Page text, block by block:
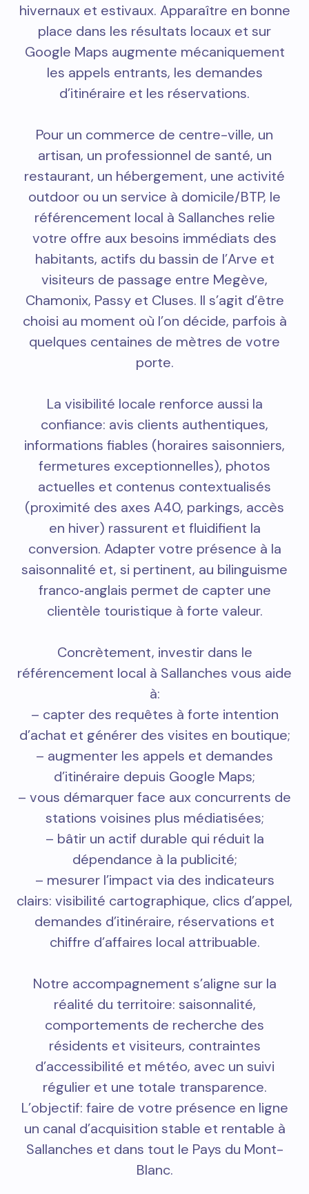
hivernaux et estivaux. Apparaître en bonne
place dans les résultats locaux et sur
Google Maps augmente mécaniquement
les appels entrants, les demandes
d’itinéraire et les réservations.
Pour un commerce de centre-ville, un
artisan, un professionnel de santé, un
restaurant, un hébergement, une activité
outdoor ou un service à domicile/BTP, le
référencement local à Sallanches relie
votre offre aux besoins immédiats des
habitants, actifs du bassin de l’Arve et
visiteurs de passage entre Megève,
Chamonix, Passy et Cluses. Il s’agit d’être
choisi au moment où l’on décide, parfois à
quelques centaines de mètres de votre
porte.
La visibilité locale renforce aussi la
confiance: avis clients authentiques,
informations fiables (horaires saisonniers,
fermetures exceptionnelles), photos
actuelles et contenus contextualisés
(proximité des axes A40, parkings, accès
en hiver) rassurent et fluidifient la
conversion. Adapter votre présence à la
saisonnalité et, si pertinent, au bilinguisme
franco‑anglais permet de capter une
clientèle touristique à forte valeur.
Concrètement, investir dans le
référencement local à Sallanches vous aide
à:
– capter des requêtes à forte intention
d’achat et générer des visites en boutique;
– augmenter les appels et demandes
d’itinéraire depuis Google Maps;
– vous démarquer face aux concurrents de
stations voisines plus médiatisées;
– bâtir un actif durable qui réduit la
dépendance à la publicité;
– mesurer l’impact via des indicateurs
clairs: visibilité cartographique, clics d’appel,
demandes d’itinéraire, réservations et
chiffre d’affaires local attribuable.
Notre accompagnement s’aligne sur la
réalité du territoire: saisonnalité,
comportements de recherche des
résidents et visiteurs, contraintes
d’accessibilité et météo, avec un suivi
régulier et une totale transparence.
L’objectif: faire de votre présence en ligne
un canal d’acquisition stable et rentable à
Sallanches et dans tout le Pays du Mont-
Blanc.